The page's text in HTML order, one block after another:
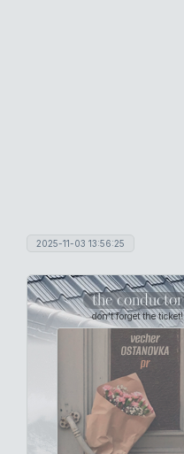
2025-11-03 13:56:25
the conductor
don't forget the ticket!